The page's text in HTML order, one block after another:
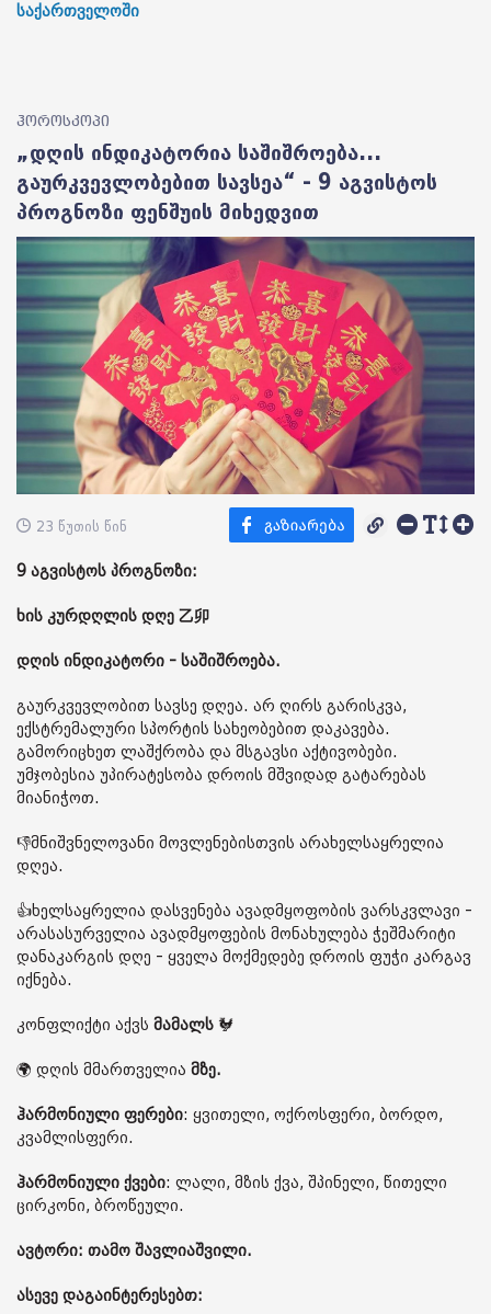
საქართველოში
ჰოროსკოპი
„დღის ინდიკატორია საშიშროება...
გაურკვევლობებით სავსეა“ - 9 აგვისტოს
პროგნოზი ფენშუის მიხედვით
23 წუთის წინ
9 აგვისტოს პროგნოზი:
ხის კურდღლის დღე 乙卯
დღის ინდიკატორი - საშიშროება.
გაურკვევლობით სავსე დღეა. არ ღირს გარისკვა,
ექსტრემალური სპორტის სახეობებით დაკავება.
გამორიცხეთ ლაშქრობა და მსგავსი აქტივობები.
უმჯობესია უპირატესობა დროის მშვიდად გატარებას
მიანიჭოთ.
👎მნიშვნელოვანი მოვლენებისთვის არახელსაყრელია
დღეა.
👍ხელსაყრელია დასვენება ავადმყოფობის ვარსკვლავი -
არასასურველია ავადმყოფების მონახულება ჭეშმარიტი
დანაკარგის დღე - ყველა მოქმედებე დროის ფუჭი კარგავ
იქნება.
კონფლიქტი აქვს მამალს 🐓
🌍 დღის მმართველია მზე.
ჰარმონიული ფერები: ყვითელი, ოქროსფერი, ბორდო,
კვამლისფერი.
ჰარმონიული ქვები: ლალი, მზის ქვა, შპინელი, წითელი
ცირკონი, ბროწეული.
ავტორი: თამო შავლიაშვილი.
ასევე დაგაინტერესებთ: